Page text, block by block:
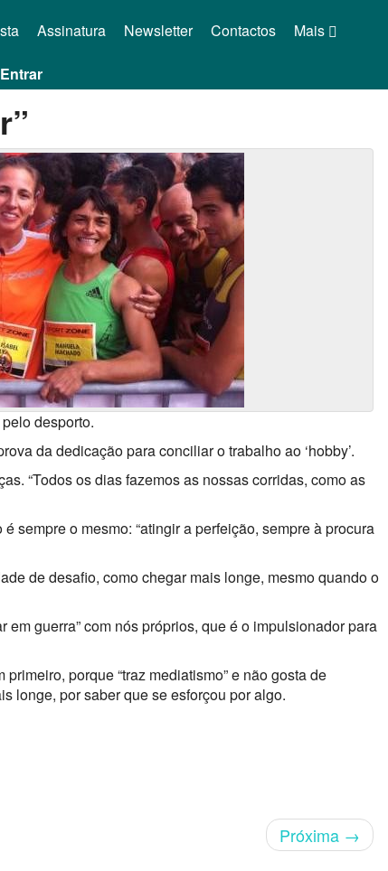
Mais
Assinatura Newsletter Contactos
Entrar
desporto.
da dedicação para conciliar o trabalho ao ‘hobby’.
“Todos os dias fazemos as nossas corridas, como as
sempre o mesmo: “atingir a perfeição, sempre à procura
de desafio, como chegar mais longe, mesmo quando o
em guerra” com nós próprios, que é o impulsionador para
porque “traz mediatismo” e não gosta de
longe, por saber que se esforçou por algo.
Próxima →